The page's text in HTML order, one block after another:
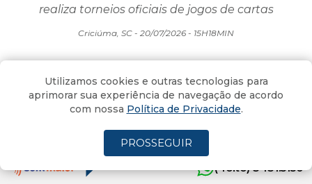
realiza torneios oficiais de jogos de cartas
Criciúma, SC - 20/07/2026 - 15H18MIN
(4oito) 3431.5150
Utilizamos cookies e outras tecnologias para
aprimorar sua experiência de navegação de acordo
com nossa Política de Privacidade.
PROSSEGUIR